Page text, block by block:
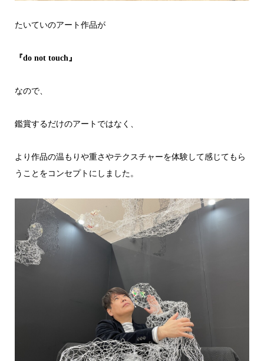
たいていのアート作品が
『do not touch』
なので、
鑑賞するだけのアートではなく、
より作品の温もりや重さやテクスチャーを体験して感じてもら
うことをコンセプトにしました。